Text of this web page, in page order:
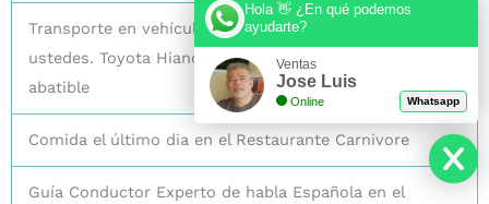
Transporte en vehículo de safari privado solo para
ustedes. Toyota Hiance de 8 plazas de 4×4 con techo
abatible
Comida el último dia en el Restaurante Carnivore
Guía Conductor Experto de habla Española en el
Hola 👋 ¿En qué podemos
ayudarte?
Ventas
Jose Luis
Online Whatsapp